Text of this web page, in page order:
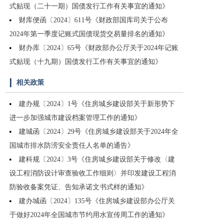
式贴现（二十一期）国债发行工作有关事宜的通知》
财库便函〔2024〕611号《财政部国库司关于公布
2024年第一季度记账式国债现货交易量排名的通知》
财办库〔2024〕65号《财政部办公厅关于2024年记账
式贴现（十九期）国债发行工作有关事宜的通知》
相关政策
建办规〔2024〕1号《住房城乡建设部关于新形势下
进一步加强城市建设档案管理工作的通知》
建城函〔2024〕29号《住房城乡建设部关于2024年全
国城市排水防涝安全责任人名单的通告》
建科规〔2024〕3号《住房城乡建设部关于修改〈建
设工程消防设计审查验收工作细则〉并印发建设工程消
防验收备案凭证、告知承诺文书式样的通知》
建办城函〔2024〕135号《住房城乡建设部办公厅关
于做好2024年全国城市节约用水宣传周工作的通知》